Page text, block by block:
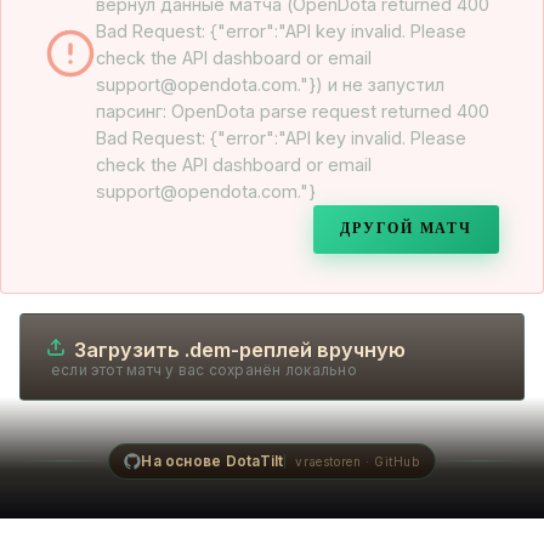
вернул данные матча (OpenDota returned 400
Bad Request: {"error":"API key invalid. Please
check the API dashboard or email
support@opendota.com."}) и не запустил
парсинг: OpenDota parse request returned 400
Bad Request: {"error":"API key invalid. Please
check the API dashboard or email
support@opendota.com."}
ДРУГОЙ МАТЧ
Загрузить .dem-реплей вручную
если этот матч у вас сохранён локально
На основе DotaTilt vraestoren · GitHub